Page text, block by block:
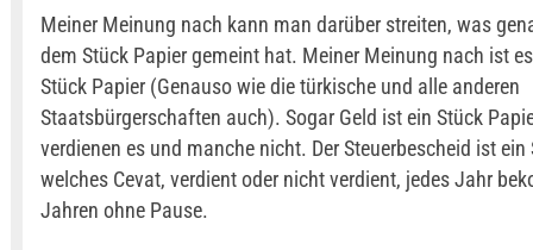
Meiner Meinung nach kann man darüber streiten, was
dem Stück Papier gemeint hat. Meiner Meinung nach ist
Stück Papier (Genauso wie die türkische und alle anderen
Staatsbürgerschaften auch). Sogar Geld ist ein Stück
verdienen es und manche nicht. Der Steuerbescheid ist ein
welches Cevat, verdient oder nicht verdient, jedes Jahr
Jahren ohne Pause.